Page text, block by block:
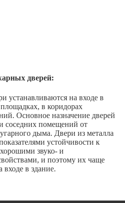
дверей:
устанавливаются на входе в
в коридорах
Основное назначение дверей
соседних помещений от
дыма. Двери из металла
устойчивости к
звуко- и
и поэтому их чаще
входе в здание.